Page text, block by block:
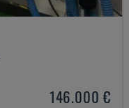
146.000 €